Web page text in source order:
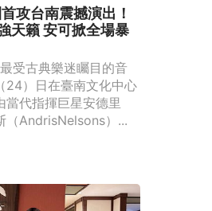
攻台南震撼演出！
天籟 安可掀全場暴
受古典樂迷矚目的音
24）日在臺南文化中心
當代指揮巨星安德里
（AndrisNelsons）...